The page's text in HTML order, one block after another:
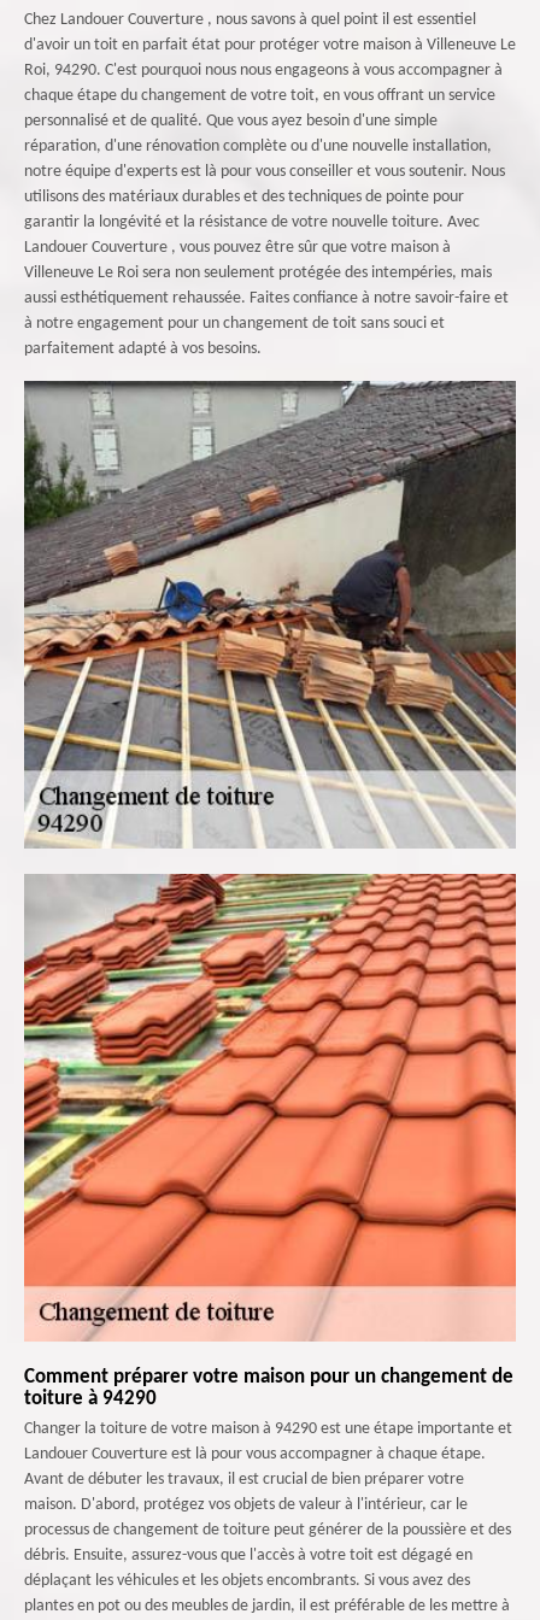
Chez Landouer Couverture , nous savons à quel point il est essentiel
d'avoir un toit en parfait état pour protéger votre maison à Villeneuve Le
Roi, 94290. C'est pourquoi nous nous engageons à vous accompagner à
chaque étape du changement de votre toit, en vous offrant un service
personnalisé et de qualité. Que vous ayez besoin d'une simple
réparation, d'une rénovation complète ou d'une nouvelle installation,
notre équipe d'experts est là pour vous conseiller et vous soutenir. Nous
utilisons des matériaux durables et des techniques de pointe pour
garantir la longévité et la résistance de votre nouvelle toiture. Avec
Landouer Couverture , vous pouvez être sûr que votre maison à
Villeneuve Le Roi sera non seulement protégée des intempéries, mais
aussi esthétiquement rehaussée. Faites confiance à notre savoir-faire et
à notre engagement pour un changement de toit sans souci et
parfaitement adapté à vos besoins.
Comment préparer votre maison pour un changement de
toiture à 94290
Changer la toiture de votre maison à 94290 est une étape importante et
Landouer Couverture est là pour vous accompagner à chaque étape.
Avant de débuter les travaux, il est crucial de bien préparer votre
maison. D'abord, protégez vos objets de valeur à l'intérieur, car le
processus de changement de toiture peut générer de la poussière et des
débris. Ensuite, assurez-vous que l'accès à votre toit est dégagé en
déplaçant les véhicules et les objets encombrants. Si vous avez des
plantes en pot ou des meubles de jardin, il est préférable de les mettre à